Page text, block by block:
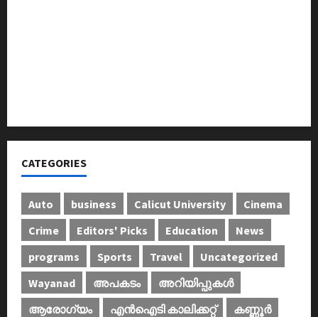
CATEGORIES
Auto business Calicut University
Cinema
Crime
Editors' Picks Education
News
programs
Sports Travel
Uncategorized
Wayanad
അപകടം
അറിയിപ്പുകള്‍
ആരോഗ്യം
എൻഐടി കാലിക്കറ്റ്
കണ്ണൂര്‍